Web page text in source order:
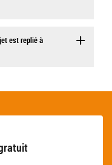
est replié à